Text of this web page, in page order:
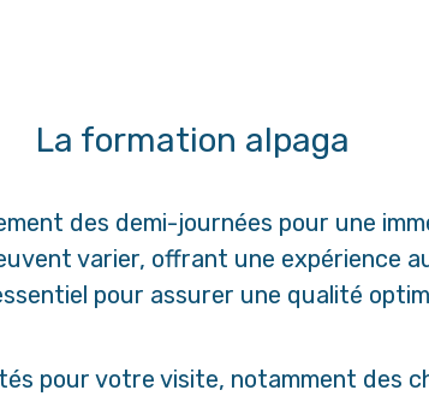
La formation alpaga
des demi-journées pour une
varier, offrant une expérience
pour assurer une qualité
pour votre visite, notamment des